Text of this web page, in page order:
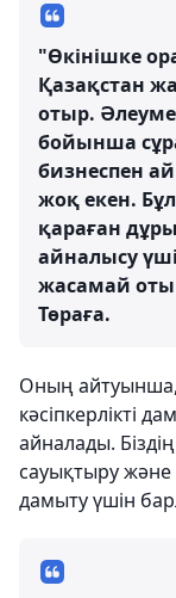
"Өкінішке
Қазақстан
отыр.
бойынша
бизнеспен
жоқ екен.
қараған
айналысу
жасамай
Төраға.
Оның
кәсіпкерлікті
айналады.
сауықтыру
дамыту үшін